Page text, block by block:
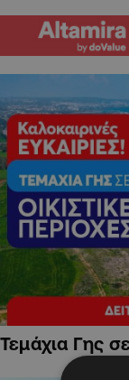
Τεμάχια Γης